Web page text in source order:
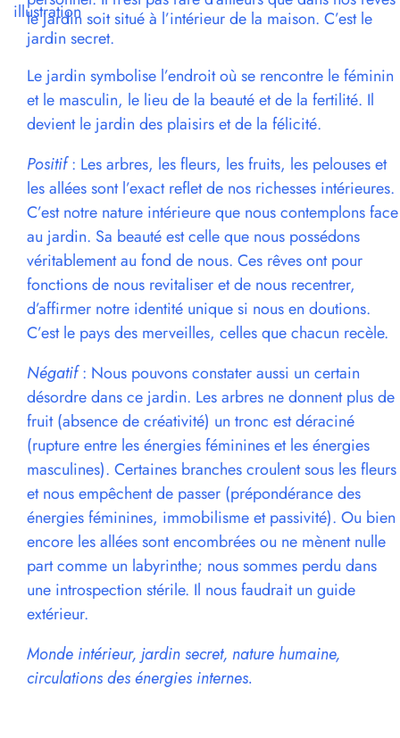
le jardin soit situé à l’intérieur de la maison. C’est le
jardin secret.
Le jardin symbolise l’endroit où se rencontre le féminin
et le masculin, le lieu de la beauté et de la fertilité. Il
devient le jardin des plaisirs et de la félicité.
Positif: Les arbres, les fleurs, les fruits, les pelouses et
les allées sont l’exact reflet de nos richesses intérieures.
C’est notre nature intérieure que nous contemplons face
au jardin. Sa beauté est celle que nous possédons
véritablement au fond de nous. Ces rêves ont pour
fonctions de nous revitaliser et de nous recentrer,
d’affirmer notre identité unique si nous en doutions.
C’est le pays des merveilles, celles que chacun recèle.
Négatif: Nous pouvons constater aussi un certain
désordre dans ce jardin. Les arbres ne donnent plus de
fruit (absence de créativité) un tronc est déraciné
(rupture entre les énergies féminines et les énergies
masculines). Certaines branches croulent sous les fleurs
et nous empêchent de passer (prépondérance des
énergies féminines, immobilisme et passivité). Ou bien
encore les allées sont encombrées ou ne mènent nulle
part comme un labyrinthe; nous sommes perdu dans
une introspection stérile. Il nous faudrait un guide
extérieur.
Monde intérieur, jardin secret, nature humaine,
circulations des énergies internes.
illustration